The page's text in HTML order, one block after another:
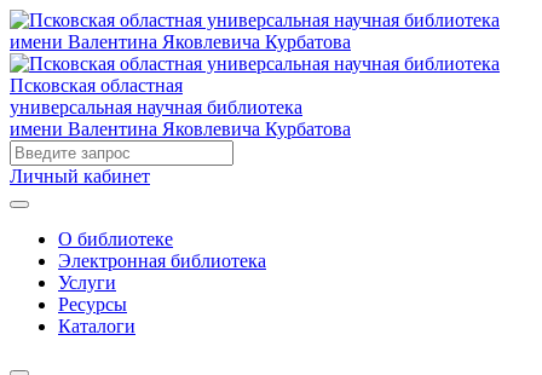
Псковская областная
универсальная научная библиотека
имени Валентина Яковлевича Курбатова
Личный кабинет
О библиотеке
Электронная библиотека
Услуги
Ресурсы
Каталоги